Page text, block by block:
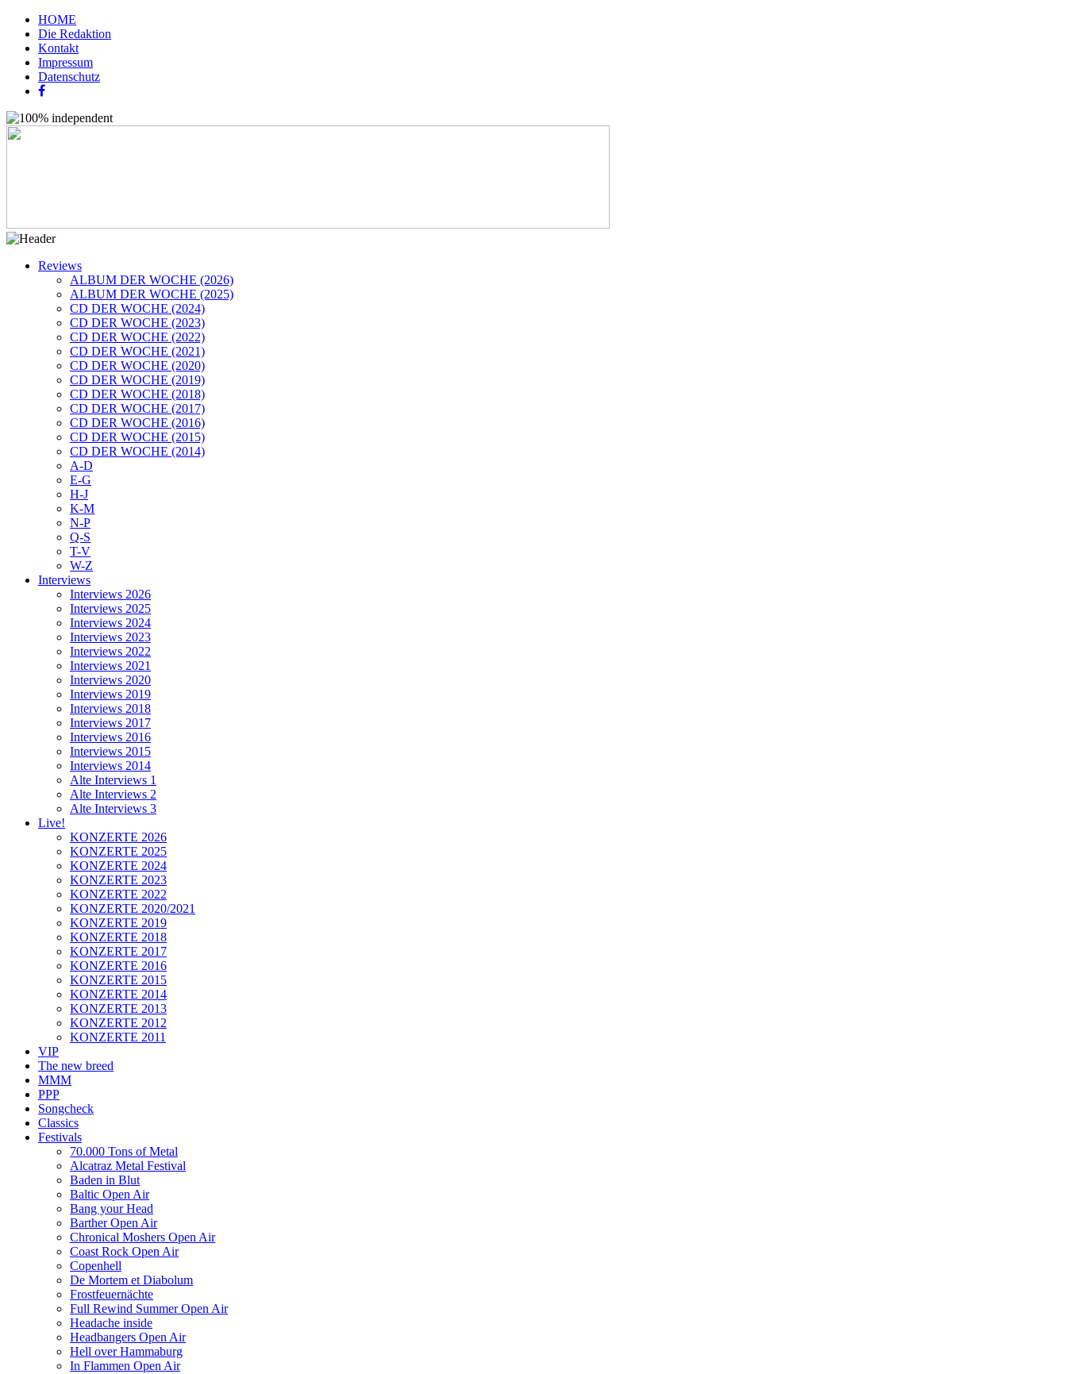
HOME
Die Redaktion
Kontakt
Impressum
Datenschutz
Reviews
ALBUM DER WOCHE (2026)
ALBUM DER WOCHE (2025)
CD DER WOCHE (2024)
CD DER WOCHE (2023)
CD DER WOCHE (2022)
CD DER WOCHE (2021)
CD DER WOCHE (2020)
CD DER WOCHE (2019)
CD DER WOCHE (2018)
CD DER WOCHE (2017)
CD DER WOCHE (2016)
CD DER WOCHE (2015)
CD DER WOCHE (2014)
A-D
E-G
H-J
K-M
N-P
Q-S
T-V
W-Z
Interviews
Interviews 2026
Interviews 2025
Interviews 2024
Interviews 2023
Interviews 2022
Interviews 2021
Interviews 2020
Interviews 2019
Interviews 2018
Interviews 2017
Interviews 2016
Interviews 2015
Interviews 2014
Alte Interviews 1
Alte Interviews 2
Alte Interviews 3
Live!
KONZERTE 2026
KONZERTE 2025
KONZERTE 2024
KONZERTE 2023
KONZERTE 2022
KONZERTE 2020/2021
KONZERTE 2019
KONZERTE 2018
KONZERTE 2017
KONZERTE 2016
KONZERTE 2015
KONZERTE 2014
KONZERTE 2013
KONZERTE 2012
KONZERTE 2011
VIP
The new breed
MMM
PPP
Songcheck
Classics
Festivals
70.000 Tons of Metal
Alcatraz Metal Festival
Baden in Blut
Baltic Open Air
Bang your Head
Barther Open Air
Chronical Moshers Open Air
Coast Rock Open Air
Copenhell
De Mortem et Diabolum
Frostfeuernächte
Full Rewind Summer Open Air
Headache inside
Headbangers Open Air
Hell over Hammaburg
In Flammen Open Air